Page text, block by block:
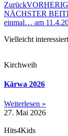
Zurück
NÄCHSTER
einmal… am
Vielleicht
Kirchweih
Kärwa 2026
Weiterlesen »
27. Mai 2026
Hits4Kids